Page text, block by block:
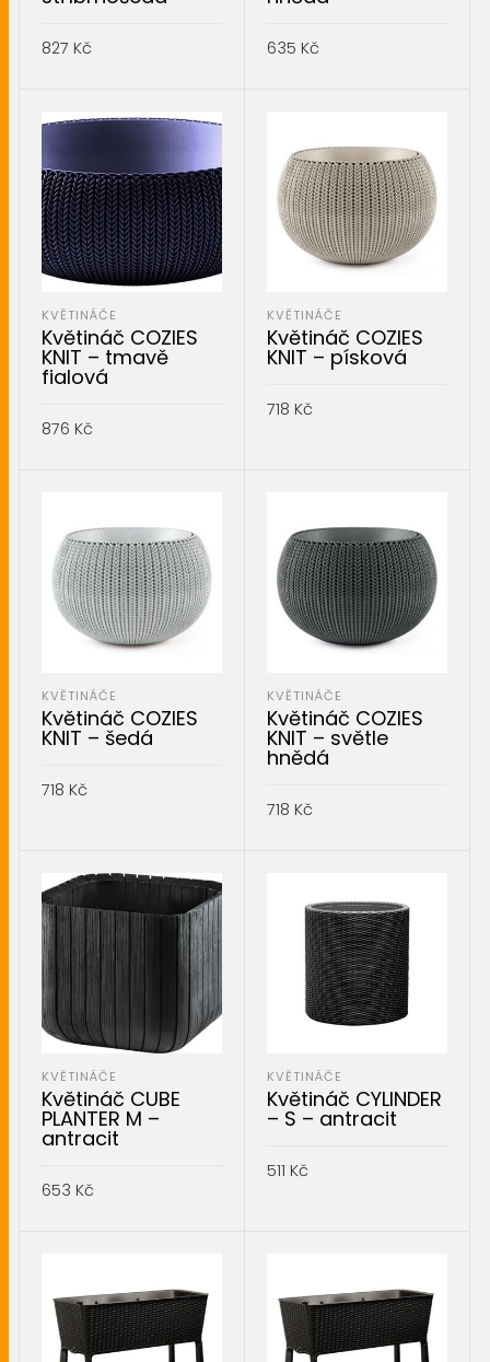
827 Kč 635 Kč
KVĚTINÁČE
Květináč COZIES
KNIT – tmavě
fialová
876 Kč
KVĚTINÁČE
Květináč COZIES
KNIT – písková
718 Kč
KVĚTINÁČE
Květináč COZIES
KNIT – šedá
718 Kč
KVĚTINÁČE
Květináč COZIES
KNIT – světle
hnědá
718 Kč
KVĚTINÁČE
Květináč CUBE
PLANTER M –
antracit
653 Kč
KVĚTINÁČE
Květináč CYLINDER
– S – antracit
511 Kč